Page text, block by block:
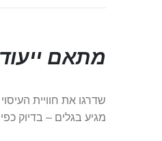
מתאם
שדרגו את חוויית
מגיע בגלים – בדיוק